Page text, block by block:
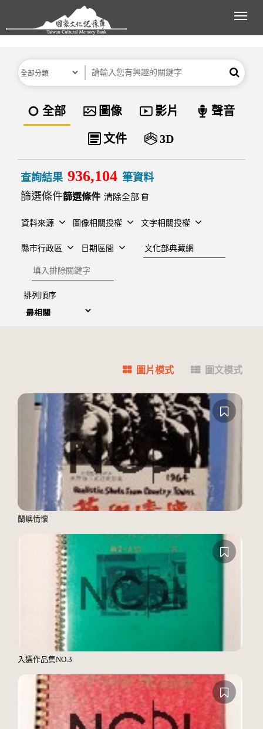
跳到主要內容區塊
展
分類 關鍵字 搜尋
資料類型
全部 圖像 影片 聲音
文件 3D
查詢結果 936,104 筆資料
篩選條件
清除全部
資料來源 圖像相關授權 文字相關授權
縣市行政區 日期區間
建檔單位
排除關鍵字
排列順序
圖片模式 圖文模式
蘭嶼情懷
入選作品集NO.3